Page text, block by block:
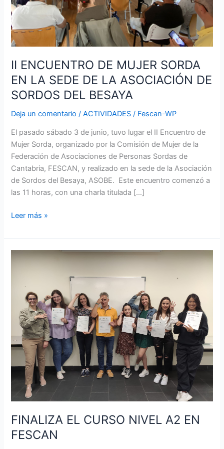
II ENCUENTRO DE MUJER SORDA
EN LA SEDE DE LA ASOCIACIÓN DE
SORDOS DEL BESAYA
Deja un comentario /ACTIVIDADES / Fescan-WP
El pasado sábado 3 de junio, tuvo lugar el II Encuentro de
Mujer Sorda, organizado por la Comisión de Mujer de la
Federación de Asociaciones de Personas Sordas de
Cantabria, FESCAN, y realizado en la sede de la Asociación
de Sordos del Besaya, ASOBE. Este encuentro comenzó a
las 11 horas, con una charla titulada […]
LA
ASOCIACIÓN
DE
SORDOS
BESAYA
Leer más »
FINALIZA EL CURSO NIVEL A2 EN
FESCAN
FINALIZA
NIVEL
EN
FESCAN